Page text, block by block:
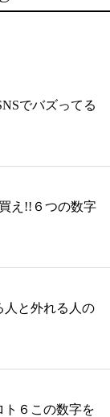
でバズってる
え!!６つの数字
人と外れる人の
ト６この数字を